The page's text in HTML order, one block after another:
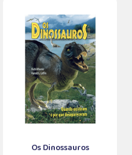
Os Dinossauros